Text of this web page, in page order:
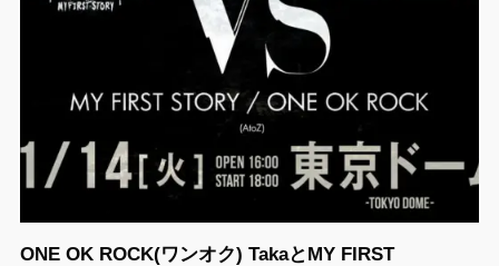
ONE OK ROCK(ワンオク) TakaとMY FIRST